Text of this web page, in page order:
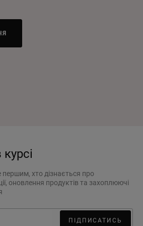
першим, хто дізнається про
оновлення продуктів та захоплюючі
ПІДПИСАТИСЬ